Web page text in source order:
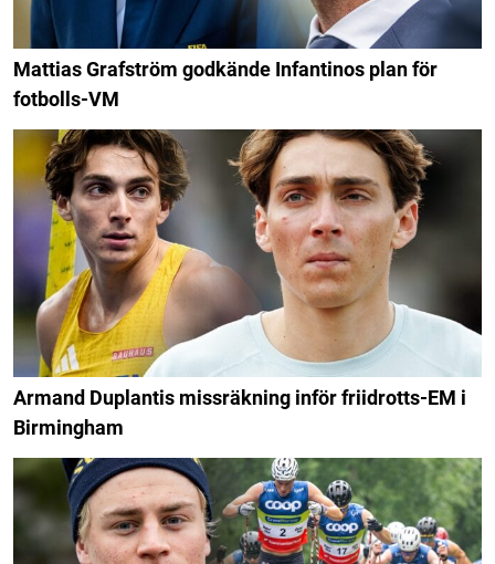
Mattias Grafström godkände Infantinos plan för
fotbolls-VM
Armand Duplantis missräkning inför friidrotts-EM i
Birmingham